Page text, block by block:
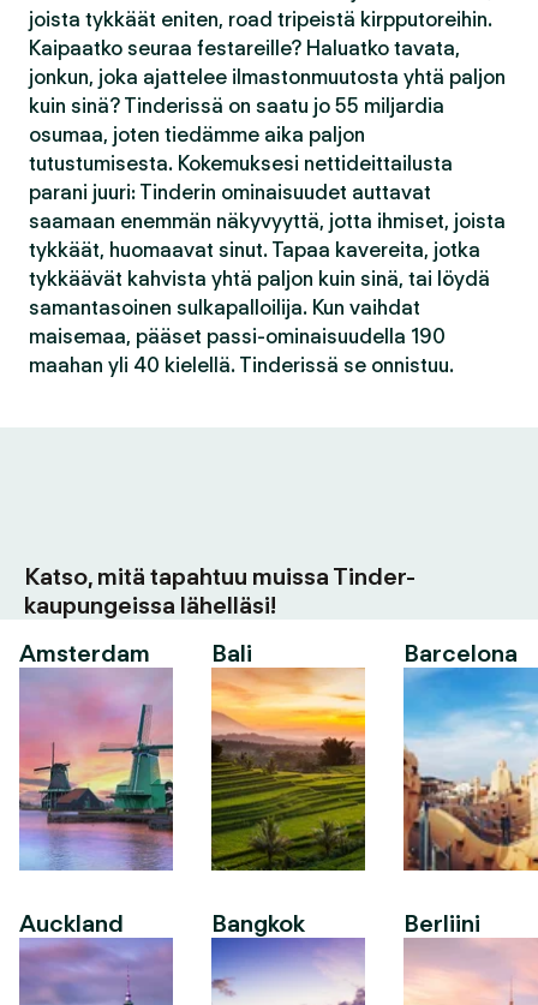
joista tykkäät eniten, road tripeistä kirpputoreihin.
Kaipaatko seuraa festareille? Haluatko tavata,
jonkun, joka ajattelee ilmastonmuutosta yhtä paljon
kuin sinä? Tinderissä on saatu jo 55 miljardia
osumaa, joten tiedämme aika paljon
tutustumisesta. Kokemuksesi nettideittailusta
parani juuri: Tinderin ominaisuudet auttavat
saamaan enemmän näkyvyyttä, jotta ihmiset, joista
tykkäät, huomaavat sinut. Tapaa kavereita, jotka
tykkäävät kahvista yhtä paljon kuin sinä, tai löydä
samantasoinen sulkapalloilija. Kun vaihdat
maisemaa, pääset passi-ominaisuudella 190
maahan yli 40 kielellä. Tinderissä se onnistuu.
Katso, mitä tapahtuu muissa Tinder-
kaupungeissa lähelläsi!
Amsterdam
Auckland
Bali
Bangkok
Barcelona
Berliini